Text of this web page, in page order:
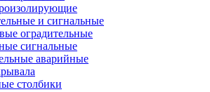
и сигнальные
оградительные
сигнальные
аварийные
столбики